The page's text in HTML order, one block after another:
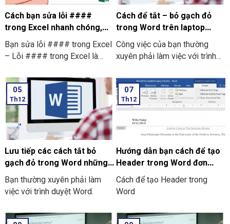
trang PDF thừa hoặc là những
trang PDF trắng
Cách bạn sửa lỗi ####
trong Excel nhanh chóng,
đơn giản nhất
Bạn sửa lỗi #### trong Excel
– Lỗi #### trong Excel là
một ô không đủ rộng để hiển
thị được toàn bộ dữ liệu bên
trong. Điều này thường xảy ra
do nhiều nguyên nhân khác
nhau, bao gồm là:
Cách để tắt – bỏ gạch đỏ
trong Word trên laptop
Window mới nhất
Công việc của bạn thường
xuyên phải làm việc với trình
chịu khi các gạch đỏ xuất hiện
liên tục. Và bạn không biết
cách để bỏ gạch đỏ trong
ra sự phiền toái khi bạn muốn
nhập liệu nhanh hoặc là đang
làm việc với các văn bản
chuyên ngành. Hãy cùng chúng
tôi tìm hiểu cách tắt và bỏ
gạch đỏ trong Word trên
laptop Window nhé!
05
Th12
Lưu tiếp các cách tắt bỏ
gạch đỏ trong Word những
thiết bị khác
Bạn thường xuyên phải làm
việc với trình duyệt Word.
07
Th12
Hướng dẫn bạn cách để tạo
Header trong Word đơn
giản, dễ thực hiện
Cách để tạo Header trong
Word